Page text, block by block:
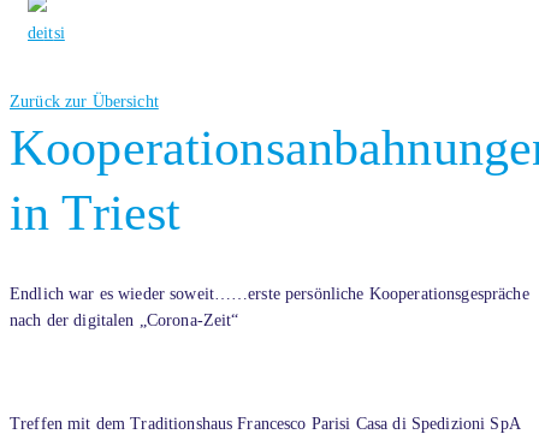
deitsi
Zurück zur Übersicht
in Triest
Endlich war es wieder soweit……erste persönliche Kooperationsgespräche
nach der digitalen „Corona-Zeit“
Treffen mit dem Traditionshaus Francesco Parisi Casa di Spedizioni SpA